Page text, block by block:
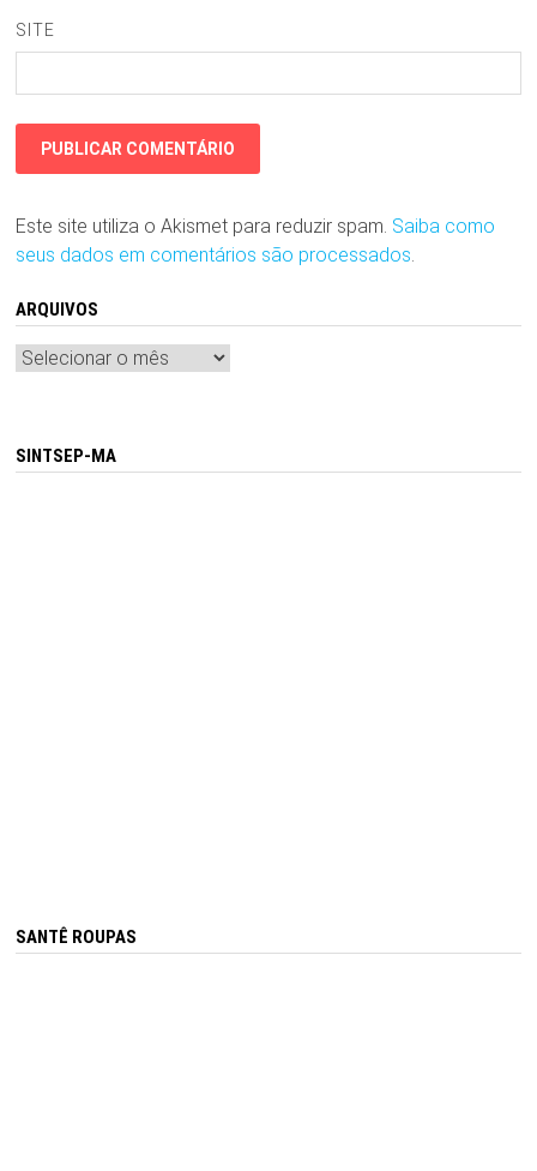
SITE
Este site utiliza o Akismet para reduzir spam. Saiba como
seus dados em comentários são processados
ARQUIVOS
Arquivos
SINTSEP-MA
SANTÊ ROUPAS